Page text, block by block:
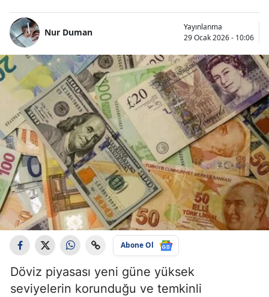
Nur Duman
Yayınlanma
29 Ocak 2026 - 10:06
Abone Ol
Döviz piyasası yeni güne yüksek
seviyelerin korunduğu ve temkinli